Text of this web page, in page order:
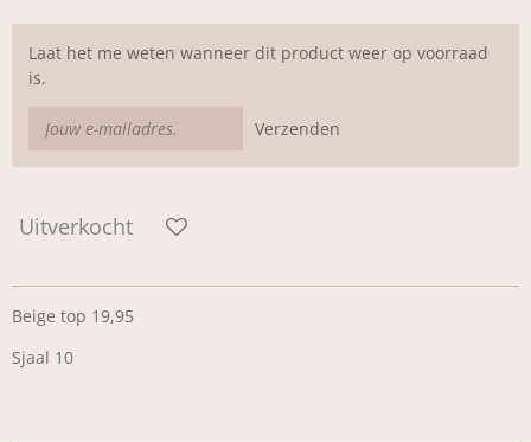
Laat het me weten wanneer dit product weer op voorraad
is.
Verzenden
Uitverkocht
Beige top 19,95
Sjaal 10